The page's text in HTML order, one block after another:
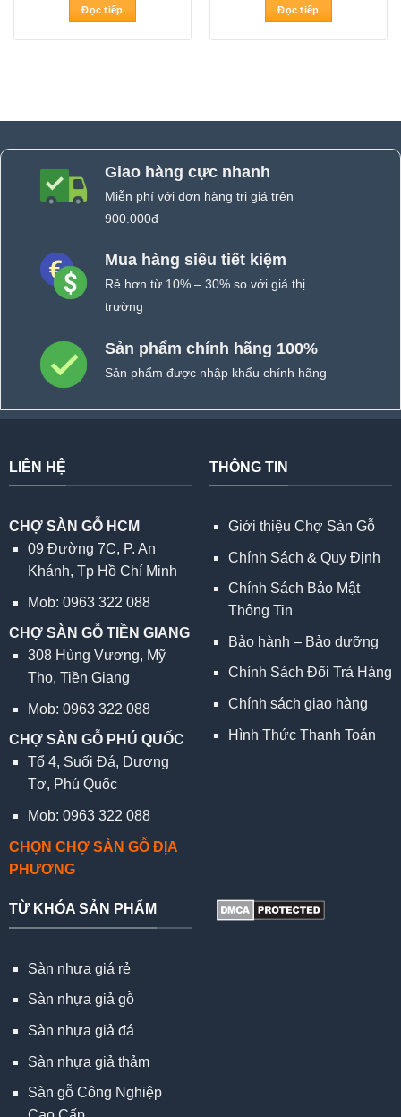
Đọc tiếp Đọc tiếp
Giao hàng cực nhanh
Miễn phí với đơn hàng trị giá trên
900.000đ
Mua hàng siêu tiết kiệm
Rẻ hơn từ 10% – 30% so với giá thị
trường
Sản phẩm chính hãng 100%
Sản phẩm được nhập khẩu chính hãng
LIÊN HỆ
CHỢ SÀN GỖ HCM
09 Đường 7C, P. An
Khánh, Tp Hồ Chí Minh
Mob: 0963 322 088
CHỢ SÀN GỖ TIỀN GIANG
308 Hùng Vương, Mỹ
Tho, Tiền Giang
Mob: 0963 322 088
CHỢ SÀN GỖ PHÚ QUỐC
Tổ 4, Suối Đá, Dương
Tơ, Phú Quốc
Mob: 0963 322 088
CHỌN CHỢ SÀN GỖ ĐỊA
PHƯƠNG
THÔNG TIN
Giới thiệu Chợ Sàn Gỗ
Chính Sách & Quy Định
Chính Sách Bảo Mật
Thông Tin
Bảo hành – Bảo dưỡng
Chính Sách Đổi Trả Hàng
Chính sách giao hàng
Hình Thức Thanh Toán
TỪ KHÓA SẢN PHẨM
Sàn nhựa giá rẻ
Sàn nhựa giả gỗ
Sàn nhựa giả đá
Sàn nhựa giả thảm
Sàn gỗ Công Nghiệp